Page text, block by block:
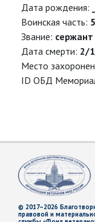
Дата рождения:
Воинская часть:
Звание: сержант
Дата смерти: 2/
Место
ID ОБД
© 2017–2026
правовой и